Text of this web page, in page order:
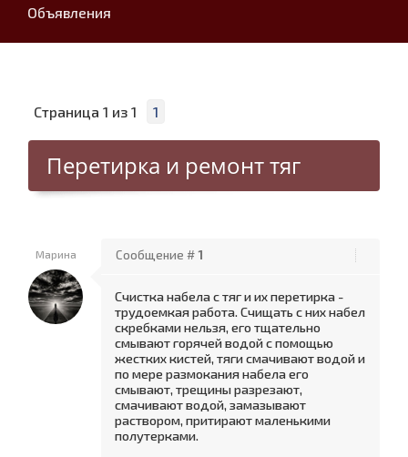
Объявления
Страница 1 из 1 1
Перетирка и ремонт тяг
Марина Сообщение #1
Счистка набела с тяг и их перетирка -
трудоемкая работа. Счищать с них набел
скребками нельзя, его тщательно
смывают горячей водой с помощью
жестких кистей, тяги смачивают водой и
по мере размокания набела его
смывают, трещины разрезают,
смачивают водой, замазывают
раствором, притирают маленькими
полутерками.